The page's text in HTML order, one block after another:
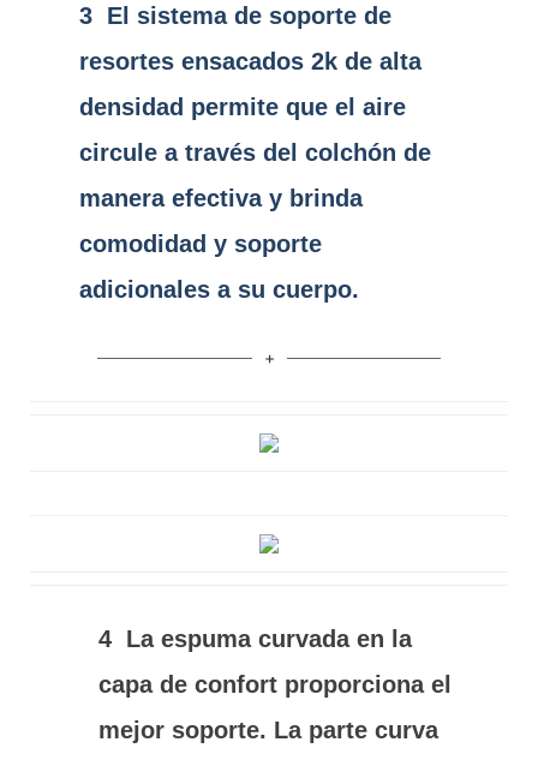
3 El sistema de soporte de
resortes ensacados 2k de alta
densidad permite que el aire
circule a través del colchón de
manera efectiva y brinda
comodidad y soporte
adicionales a su cuerpo.
4 La espuma curvada en la
capa de confort proporciona el
mejor soporte. La parte curva